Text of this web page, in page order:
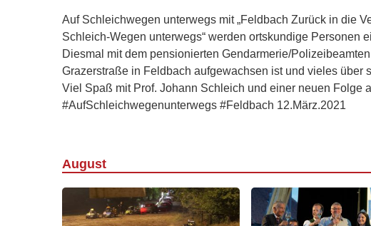
Auf Schleichwegen unterwegs mit „Feldbach Zurück in die
Schleich-Wegen unterwegs“ werden ortskundige Personen
Diesmal mit dem pensionierten Gendarmerie/
Grazerstraße in Feldbach aufgewachsen ist und vieles über
Viel Spaß mit Prof. Johann Schleich und einer neuen Folge
#AufSchleichwegenunterwegs #Feldbach 12.März.2021
August